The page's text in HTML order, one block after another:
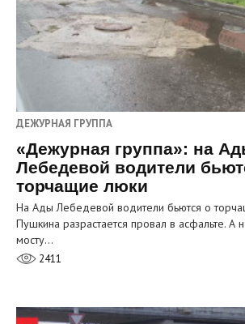
ДЕЖУРНАЯ ГРУППА
«Дежурная группа»: на
Лебедевой водители
торчащие люки
На Ады Лебедевой водители бьются о
Пушкина разрастается провал в асфальте. А
мосту…
2411